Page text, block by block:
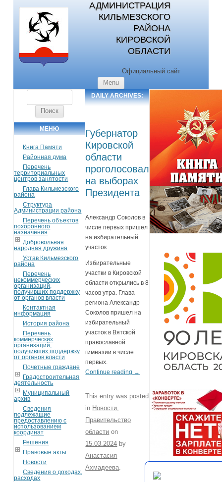
АДМИНИСТРАЦИЯ
КИЛЬМЕЗСКОГО
РАЙОНА
КИРОВСКОЙ
ОБЛАСТИ
Официальный сайт
Menu
МЕНЮ
Книга Памяти
Районная дума
Перечень
территориальных
центров занятости
Глава Кильмезского
района
Структура
Администрации района
Перечень объектов
похоронного
назначения
Добровольная
народная дружина
Устав Кильмезского
района
Перечень
некоммерческих
организаций,
получивших поддержку
от органов власти
Контактная
информация
История района
Перечень
коммерческих
организаций,
получивших поддержку
от органов власти
Почетные граждане
Градостроительная
деятельность
Муниципальный
архив
Сведения
подлежащие
предоставлению с
использованием
координат
Решения
Правовые акты
Новости
Сведения о доходах,
расходах
DAILY ARCHIVES:
Губернатор
Кировской
области
проголосовал
на выборах
Президента
Александр Соколов в
числе первых пришел
на избирательный
участок
Избирательные
участки в Кировской
области открылись в 8
часов утра. Глава
региона Александр
Соколов пришел на
избирательный
участок в Вятской
православной
гимназии в числе
первых.
Continue reading →
This entry was posted
in Новости
Правительство
области on
15.03.2024 by
Анастасия
Ахмадеева